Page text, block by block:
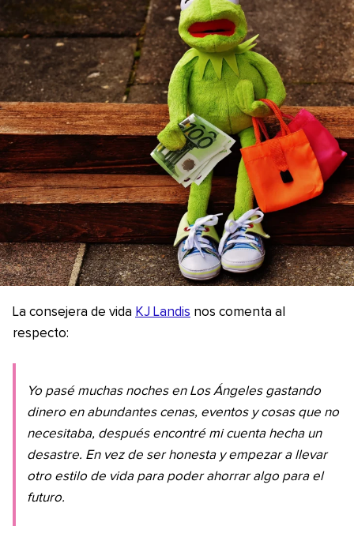
La consejera de vida KJ Landis nos comenta al
respecto:
Yo pasé muchas noches en Los Ángeles gastando
dinero en abundantes cenas, eventos y cosas que no
necesitaba, después encontré mi cuenta hecha un
desastre. En vez de ser honesta y empezar a llevar
otro estilo de vida para poder ahorrar algo para el
futuro.